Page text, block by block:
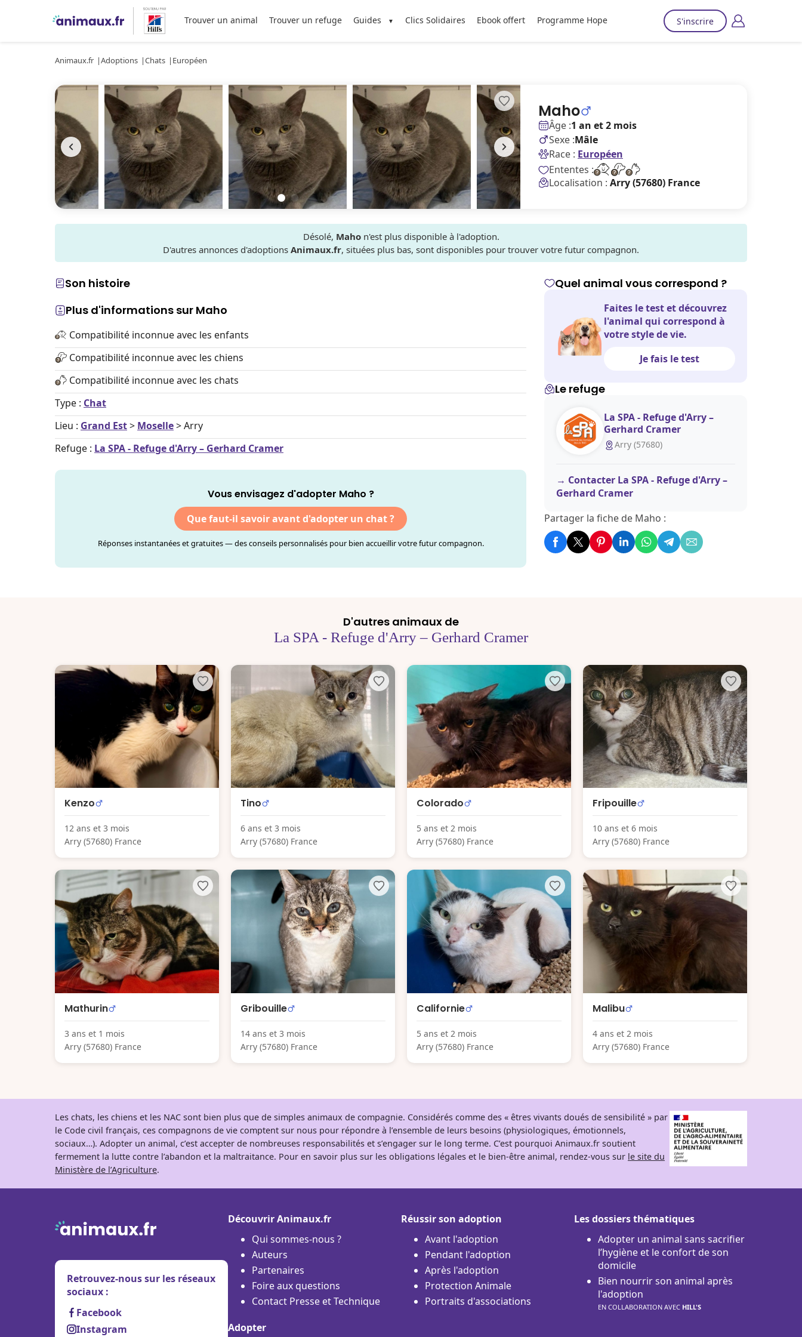
Trouver un animal Trouver un refuge Guides Clics Solidaires Ebook offert Programme Hope S'inscrire
Animaux.fr Adoptions Chats Européen
Maho
Âge :1 an et 2 mois
Sexe :Mâle
Race : Européen
Ententes :
Localisation : Arry (57680) France
Désolé, Mahon'est plus disponible à l'adoption.
D'autres annonces d'adoptions Animaux.fr, situées plus bas, sont disponibles pour trouver votre futur compagnon.
Son histoire
Plus d'informations sur Maho
Compatibilité inconnue avec les enfants
Compatibilité inconnue avec les chiens
Compatibilité inconnue avec les chats
Type : Chat
Lieu : Grand Est> Moselle> Arry
Refuge : La SPA - Refuge d'Arry – Gerhard Cramer
Vous envisagez d'adopter Maho ?
Que faut-il savoir avant d'adopter un chat ?
Réponses instantanées et gratuites — des conseils personnalisés pour bien accueillir votre futur compagnon.
Quel animal vous correspond ?
Faites le test et découvrez
l'animal qui correspond à
votre style de vie.
Je fais le test
Le refuge
La SPA - Refuge d'Arry –
Gerhard Cramer
Arry (57680)
Contacter La SPA - Refuge d'Arry –
Gerhard Cramer
Partager la fiche de Maho :
D'autres animaux de
La SPA - Refuge d'Arry – Gerhard Cramer
Kenzo
12 ans et 3 mois
Arry (57680) France
Tino
6 ans et 3 mois
Arry (57680) France
Colorado
5 ans et 2 mois
Arry (57680) France
Fripouille
10 ans et 6 mois
Arry (57680) France
Mathurin
3 ans et 1 mois
Arry (57680) France
Gribouille
14 ans et 3 mois
Arry (57680) France
Californie
5 ans et 2 mois
Arry (57680) France
Malibu
4 ans et 2 mois
Arry (57680) France
Les chats, les chiens et les NAC sont bien plus que de simples animaux de compagnie. Considérés comme des « êtres vivants doués de sensibilité » par
le Code civil français, ces compagnons de vie comptent sur nous pour répondre à l’ensemble de leurs besoins (physiologiques, émotionnels,
sociaux…). Adopter un animal, c’est accepter de nombreuses responsabilités et s’engager sur le long terme. C’est pourquoi Animaux.fr soutient
fermement la lutte contre l’abandon et la maltraitance. Pour en savoir plus sur les obligations légales et le bien-être animal, rendez-vous sur le site du
Ministère de l’Agriculture.
Retrouvez-nous sur les réseaux
sociaux :
Facebook
Instagram
Découvrir Animaux.fr
Qui sommes-nous ?
Auteurs
Partenaires
Foire aux questions
Contact Presse et Technique
Adopter
Réussir son adoption
Avant l'adoption
Pendant l'adoption
Après l'adoption
Protection Animale
Portraits d'associations
Les dossiers thématiques
Adopter un animal sans sacrifier
l’hygiène et le confort de son
domicile
Bien nourrir son animal après
l'adoption
EN COLLABORATION AVEC HILL'S